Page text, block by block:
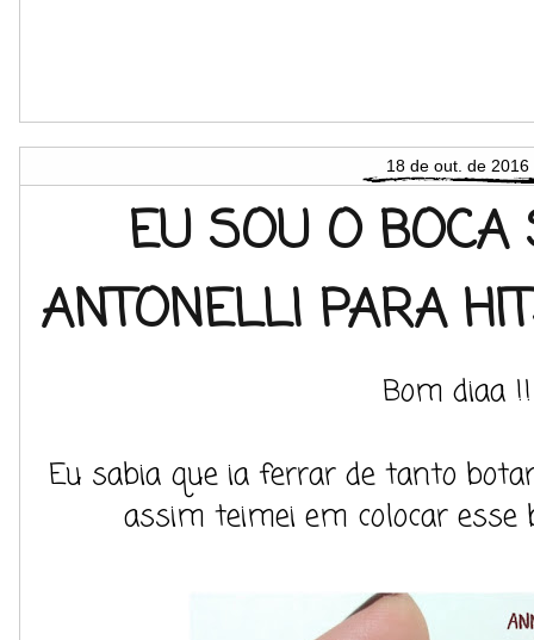
18 de out. de 2016
EU SOU O BOCA
ANTONELLI PARA
Bom diaa !!
Eu sabia que ia ferrar de tanto
assim teimei em colocar esse